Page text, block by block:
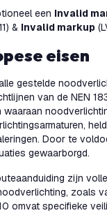
een Invalid
& Invalid markup
eisen
gestelde
van de NEN
Door te
gewaarborgd.
zijn
zoals
omvat specifieke